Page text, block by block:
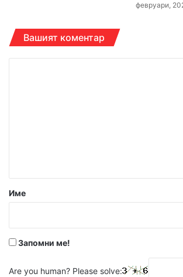
февруари,
Вашият коментар
р
Име
Запомни ме!
Are you human? Please solve: